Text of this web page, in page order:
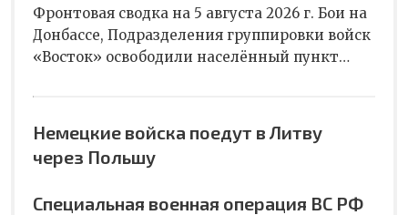
Фронтовая сводка на 5 августа 2026 г. Бои на
Донбассе, Подразделения группировки войск
«Восток» освободили населённый пункт…
Немецкие войска поедут в Литву
через Польшу
Специальная военная операция ВС РФ